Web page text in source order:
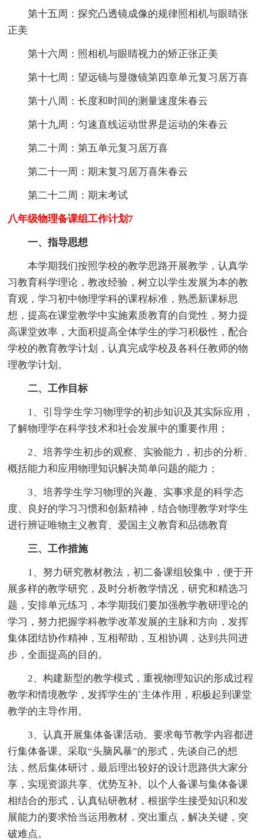
第十五周：探究凸透镜成像的规律照相机与眼睛张
正美
第十六周：照相机与眼睛视力的矫正张正美
第十七周：望远镜与显微镜第四章单元复习居万喜
第十八周：长度和时间的测量速度朱春云
第十九周：匀速直线运动世界是运动的朱春云
第二十周：第五单元复习居万喜
第二十一周：期末复习居万喜朱春云
第二十二周：期末考试
八年级物理备课组工作计划7
一、指导思想
本学期我们按照学校的教学思路开展教学，认真学
习教育科学理论，教改经验，树立以学生发展为本的教
育观，学习初中物理学科的课程标准，熟悉新课标思
想，提高在课堂教学中实施素质教育的自觉性，努力提
高课堂效率，大面积提高全体学生的学习积极性，配合
学校的教育教学计划，认真完成学校及各科任教师的物
理教学计划。
二、工作目标
1、引导学生学习物理学的初步知识及其实际应用，
了解物理学在科学技术和社会发展中的重要作用；
2、培养学生初步的观察、实验能力，初步的分析、
概括能力和应用物理知识解决简单问题的能力；
3、培养学生学习物理的兴趣、实事求是的科学态
度、良好的学习习惯和创新精神，结合物理教学对学生
进行辨证唯物主义教育、爱国主义教育和品德教育
三、工作措施
1、努力研究教材教法，初二备课组较集中，便于开
展多样的教学研究，及时分析教学情况，研究和精选习
题，安排单元练习，本学期我们要加强教学教研理论的
学习，努力把握学科教学改革发展的主脉和方向，发挥
集体团结协作精神，互相帮助，互相协调，达到共同进
步，全面提高的目的。
2、构建新型的教学模式，重视物理知识的形成过程
教学和情境教学，发挥学生的`主体作用，积极起到课堂
教学的主导作用。
3、认真开展集体备课活动。要求每节教学内容都进
行集体备课。采取“头脑风暴”的形式，先谈自己的想
法，然后集体研讨，最后理出较好的设计思路供大家分
享，实现资源共享、优势互补。以个人备课与集体备课
相结合的形式，认真钻研教材，根据学生接受知识和发
展能力的要求恰当运用教材，突出重点，解决关键，突
破难点。